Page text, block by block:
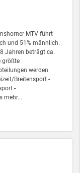
MTV führt
und 51% männlich.
Jahren beträgt ca.
größte
werden
Breitensport -
-
mehr...